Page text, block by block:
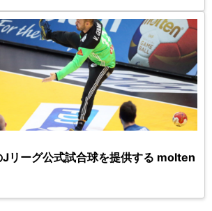
リーグ公式試合球を提供する molten